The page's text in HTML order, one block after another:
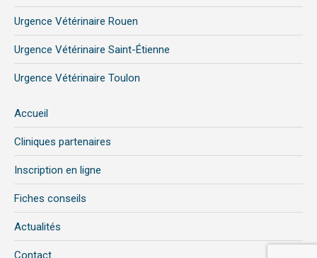
Urgence Vétérinaire Rouen
Urgence Vétérinaire Saint-Étienne
Urgence Vétérinaire Toulon
Accueil
Cliniques partenaires
Inscription en ligne
Fiches conseils
Actualités
Contact